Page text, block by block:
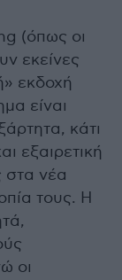
(όπως οι
εκείνες
εκδοχή
είναι
κάτι
εξαιρετική
στα νέα
τους. Η
οι